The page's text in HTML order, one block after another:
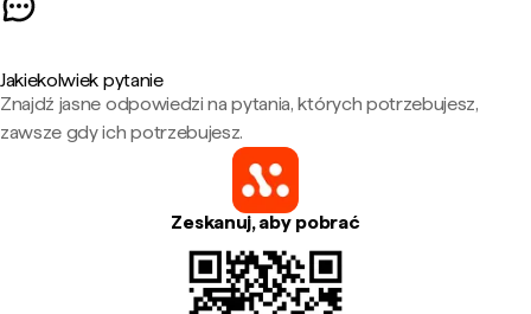
Jakiekolwiek pytanie
Znajdź jasne odpowiedzi na pytania, których potrzebujesz,
zawsze gdy ich potrzebujesz.
Zeskanuj, aby pobrać